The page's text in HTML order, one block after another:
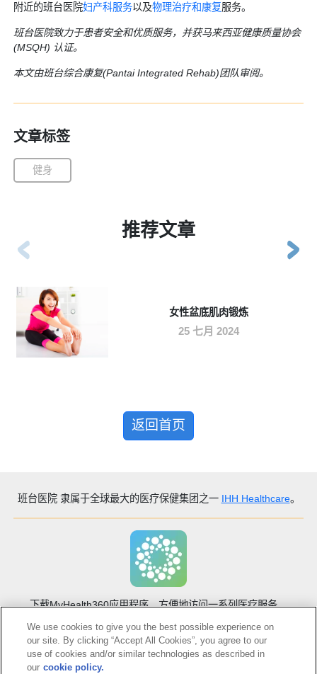
附近的班台医院妇产科服务以及物理治疗和康复服务。
班台医院致力于患者安全和优质服务，并获马来西亚健康质量协会
(MSQH) 认证。
本文由班台综合康复(Pantai Integrated Rehab)团队审阅。
文章标签
健身
推荐文章
女性盆底肌肉锻炼
25 七月 2024
返回首页
班台医院隶属于全球最大的医疗保健集团之一 IHH Healthcare。
下载MyHealth360应用程序，方便地访问一系列医疗服务。
We use cookies to give you the best possible experience on
our site. By clicking “Accept All Cookies”, you agree to our
use of cookies and/or similar technologies as described in
our cookie policy.